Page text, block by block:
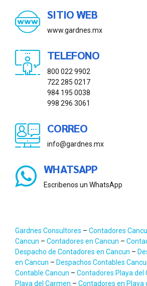
SITIO WEB
www.gardnes.mx
TELEFONO
800 022 9902
722 285 0217
984 195 0038
998 296 3061
CORREO
info@gardnes.mx
WHATSAPP
Escribenos un WhatsApp
Gardnes Consultores – Contadores
Cancun – Contadores en Cancun –
Despacho de Contadores en Cancun –
en Cancun – Despachos Contables
Contable Cancun – Contadores Playa del
Playa del Carmen – Contadores en Playa